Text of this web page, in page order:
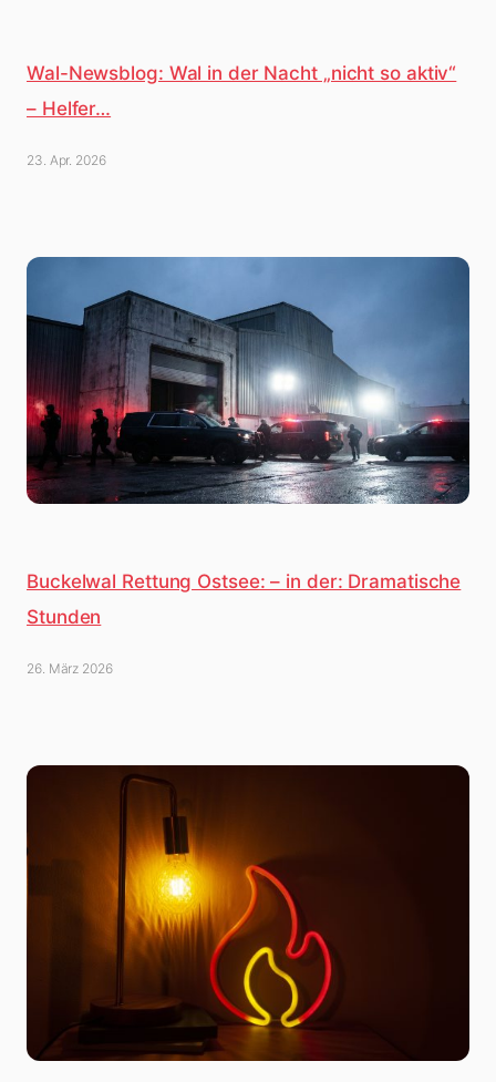
Wal-Newsblog: Wal in der Nacht „nicht so aktiv“
– Helfer…
23. Apr. 2026
Buckelwal Rettung Ostsee: – in der: Dramatische
Stunden
26. März 2026